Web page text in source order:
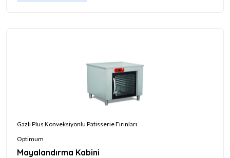
Gazlı Plus Konveksiyonlu Patisserie Fırınları
Optimum
Mayalandırma Kabini